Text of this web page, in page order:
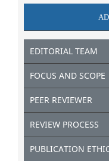
EDITORIAL TEAM
FOCUS AND SCOPE
PEER REVIEWER
REVIEW PROCESS
PUBLICATION